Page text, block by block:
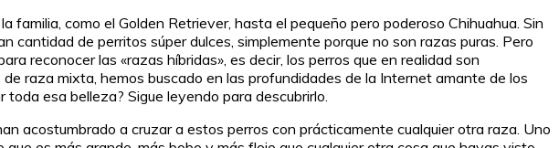
como el Golden Retriever, hasta el pequeño pero poderoso Chihuahua. Sin
de perritos súper dulces, simplemente porque no son razas puras. Pero
reconocer las «razas híbridas», es decir, los perros que en realidad son
raza mixta, hemos buscado en las profundidades de la Internet amante de los
esa belleza? Sigue leyendo para descubrirlo.
acostumbrado a cruzar a estos perros con prácticamente cualquier otra raza. Uno